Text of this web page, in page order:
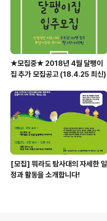
★모집중★ 2018년 4월 달팽이
집 추가 모집공고 (18.4.25 최신)
[모집] 뭐라도 탐사대의 자세한 일
정과 활동을 소개합니다!